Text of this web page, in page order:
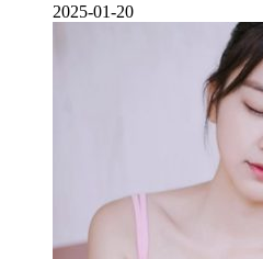
2025-01-20